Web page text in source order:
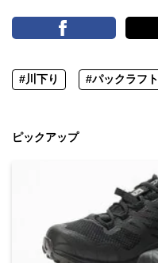
#川下り #パックラフト
ピックアップ